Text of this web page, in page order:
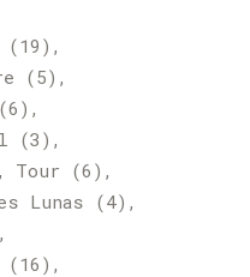
(19)
(5)
(6)
(3)
Tour (6)
Lunas (4)
(16)